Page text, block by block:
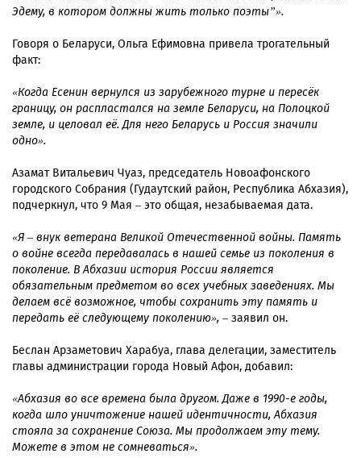
Эдему, в котором должны жить только поэты”».
Говоря о Беларуси, Ольга Ефимовна привела трогательный
факт:
«Когда Есенин вернулся из зарубежного турне и пересёк
границу, он распластался на земле Беларуси, на Полоцкой
земле, и целовал её. Для него Беларусь и Россия значили
одно».
Азамат Витальевич Чуаз, председатель Новоафонского
городского Собрания (Гудаутский район, Республика Абхазия),
подчеркнул, что 9 Мая – это общая, незабываемая дата.
«Я – внук ветерана Великой Отечественной войны. Память
о войне всегда передавалась в нашей семье из поколения в
поколение. В Абхазии история России является
обязательным предметом во всех учебных заведениях. Мы
делаем всё возможное, чтобы сохранить эту память и
передать её следующему поколению», – заявил он.
Беслан Арзаметович Харабуа, глава делегации, заместитель
главы администрации города Новый Афон, добавил:
«Абхазия во все времена была другом. Даже в 1990-е годы,
когда шло уничтожение нашей идентичности, Абхазия
стояла за сохранение Союза. Мы продолжаем эту тему.
Можете в этом не сомневаться».